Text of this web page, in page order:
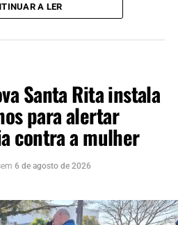
caiu sobre a pista e atingiu o
Militar atenderam a
morreu no local.
do bairro Estação, outra
carro e bloqueou
ficou ferido. Os bombeiros
e do veículo para a
A LER
Santa Rita instala
para alertar
contra a mulher
em 6 de agosto de 2026